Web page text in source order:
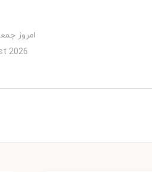
امروز جمعه 16 مرداد 1405
2026